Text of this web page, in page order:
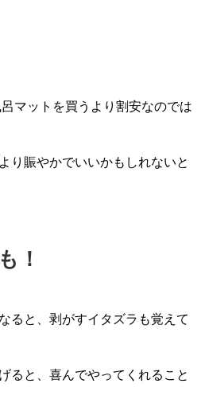
マットを買うより割安なのでは
り賑やかでいいかもしれないと
！
ると、剥がすイタズラも覚えて
ると、喜んでやってくれること